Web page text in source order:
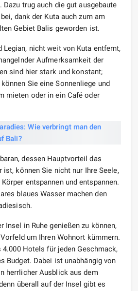
Dazu trug auch die gut ausgebaute
dank der Kuta auch zum am
Gebiet Balis geworden ist.
Legian, nicht weit von Kuta entfernt,
Aufmerksamkeit der
sind hier stark und konstant;
Sie eine Sonnenliege und
mieten oder in ein Café oder
dessen Hauptvorteil das
ist, können Sie nicht nur Ihre Seele,
entspannen und entspannen.
blaues Wasser machen den
Insel in Ruhe genießen zu können,
um Ihren Wohnort kümmern.
Hotels für jeden Geschmack,
Budget. Dabei ist unabhängig von
herrlicher Ausblick aus dem
überall auf der Insel gibt es